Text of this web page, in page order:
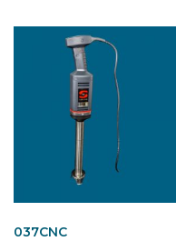
037CNC